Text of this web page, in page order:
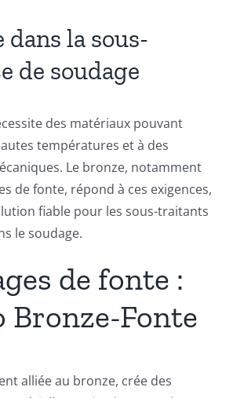
dans la sous-
de soudage
des matériaux pouvant
températures et à des
Le bronze, notamment
de fonte, répond à ces exigences,
fiable pour les sous-traitants
le soudage.
de fonte :
Bronze-Fonte
alliée au bronze, crée des